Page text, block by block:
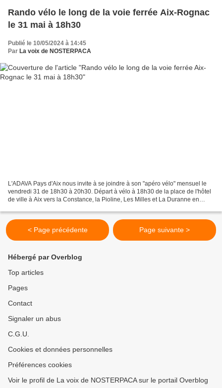
Rando vélo le long de la voie ferrée Aix-Rognac
le 31 mai à 18h30
Publié le 10/05/2024 à 14:45
Par La voix de NOSTERPACA
L'ADAVA Pays d'Aix nous invite à se joindre à son "apéro vélo" mensuel le
vendredi 31 de 18h30 à 20h30. Départ à vélo à 18h30 de la place de l'hôtel
de ville à Aix vers la Constance, la Pioline, Les Milles et La Duranne en
< Page précédente Page suivante >
Hébergé par Overblog
Top articles
Pages
Contact
Signaler un abus
C.G.U.
Cookies et données personnelles
Préférences cookies
Voir le profil de La voix de NOSTERPACA sur le portail Overblog